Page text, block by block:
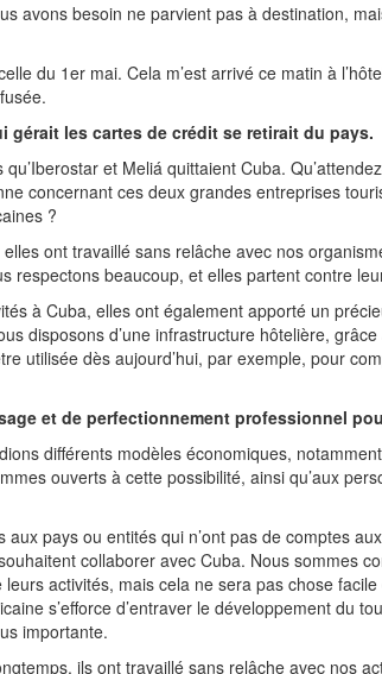
avons besoin ne parvient pas à destination,
du 1er mai. Cela m’est arrivé ce matin à
gérait les cartes de crédit se retirait du pays.
et Meliá quittaient Cuba.
concernant ces deux grandes entreprises
?
ont travaillé sans relâche avec nos
respectons beaucoup, et elles partent contre
à Cuba, elles ont également apporté un
disposons d’une infrastructure hôtelière,
utilisée dès aujourd’hui, par exemple, pour
et de perfectionnement professionnel
différents modèles économiques,
ouverts à cette possibilité, ainsi qu’aux
pays ou entités qui n’ont pas de comptes
collaborer avec Cuba. Nous sommes
activités, mais cela ne sera pas chose
s’efforce d’entraver le développement du
importante.
ils ont travaillé sans relâche avec nos